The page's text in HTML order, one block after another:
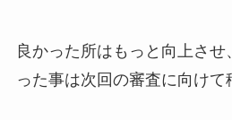
良かった所はもっと向上さ
った事は次回の審査に向けて